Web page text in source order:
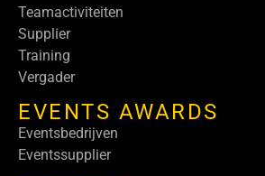
Teamactiviteiten
Supplier
Training
Vergader
EVENTS AWARDS
Eventsbedrijven
Eventssupplier